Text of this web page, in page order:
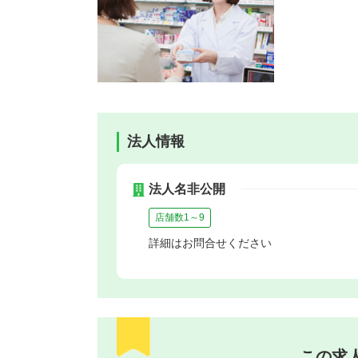
法人情報
法人名非公開
店舗数1～9
詳細はお問合せください